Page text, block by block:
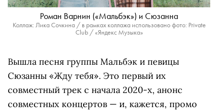
Роман Варнин («Мальбэк») и Сюзанна
Коллаж: Лика Сочкина / в рамках коллажа использовано фото: Private
Club / «Яндекс Музыка»
Вышла песня группы Мальбэк и певицы
Сюзанны «Жду тебя». Это первый их
совместный трек с начала 2020-х, анонс
совместных концертов — и, кажется, промо